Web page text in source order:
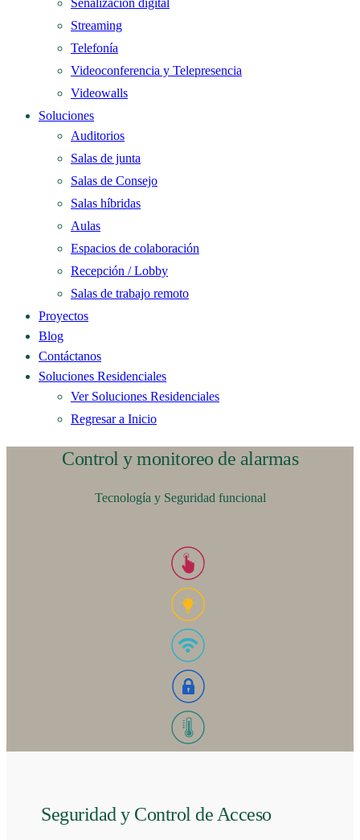
Señalización digital
Streaming
Telefonía
Videoconferencia y Telepresencia
Videowalls
Soluciones
Auditorios
Salas de junta
Salas de Consejo
Salas híbridas
Aulas
Espacios de colaboración
Recepción / Lobby
Salas de trabajo remoto
Proyectos
Blog
Contáctanos
Soluciones Residenciales
Ver Soluciones Residenciales
Regresar a Inicio
Control y monitoreo de alarmas
Tecnología y Seguridad funcional
Seguridad y Control de Acceso